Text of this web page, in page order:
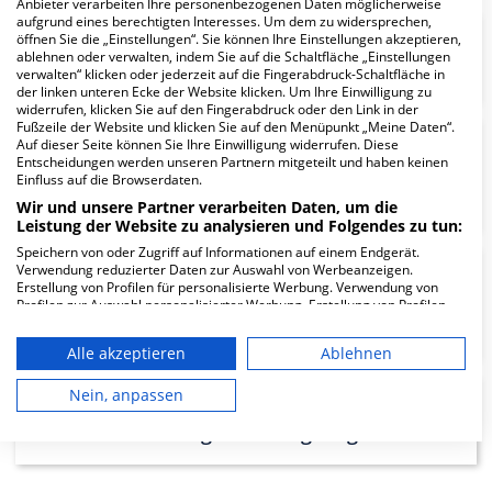
Zentrale Abteilung für
Laboratoriumsmedizin
Zentrale Abteilung für
Diagnostische und
Interventionelle Radiologie
Zentrale Abteilung für
Diagnostische und
Medizinische Klinik III - Klinik für
aufgrund eines berechtigten Interesses. Um dem zu widersprechen,
öffnen Sie die „Einstellungen“. Sie können Ihre Einstellungen akzeptieren,
ablehnen oder verwalten, indem Sie auf die Schaltfläche „Einstellungen
verwalten“ klicken oder jederzeit auf die Fingerabdruck-Schaltfläche in
der linken unteren Ecke der Website klicken. Um Ihre Einwilligung zu
widerrufen, klicken Sie auf den Fingerabdruck oder den Link in der
Fußzeile der Website und klicken Sie auf den Menüpunkt „Meine Daten“.
Auf dieser Seite können Sie Ihre Einwilligung widerrufen. Diese
Entscheidungen werden unseren Partnern mitgeteilt und haben keinen
Einfluss auf die Browserdaten.
Wir und unsere Partner verarbeiten Daten, um die
Leistung der Website zu analysieren und Folgendes zu tun:
Speichern von oder Zugriff auf Informationen auf einem Endgerät.
Verwendung reduzierter Daten zur Auswahl von Werbeanzeigen.
Erstellung von Profilen für personalisierte Werbung. Verwendung von
Profilen zur Auswahl personalisierter Werbung. Erstellung von Profilen
personalisierter Inhalte. Messung der Werbeleistung. Messung der
Performance von Inhalten. Analyse von Zielgruppen durch Statistiken
oder Kombinationen von Daten aus verschiedenen Quellen. Entwicklung
und Verbesserung der Angebote. Verwendung reduzierter Daten zur
Auswahl von Inhalten.
Ihre Einwilligung und die cookie Richtlinie gelten ausschließlich für diese
Alle akzeptieren
Ablehnen
Nein, anpassen